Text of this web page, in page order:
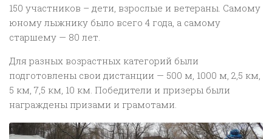
150 участников – дети, взрослые и ветераны. Самому
юному лыжнику было всего 4 года, а самому
старшему — 80 лет.
Для разных возрастных категорий были
подготовлены свои дистанции — 500 м, 1000 м, 2,5 км,
5 км, 7,5 км, 10 км. Победители и призеры были
награждены призами и грамотами.